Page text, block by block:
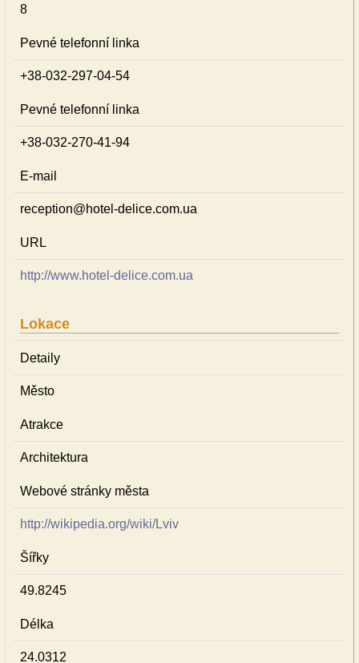
8
Pevné telefonní linka
+38-032-297-04-54
Pevné telefonní linka
+38-032-270-41-94
E-mail
reception@hotel-delice.com.ua
URL
http://www.hotel-delice.com.ua
Lokace
Detaily
Město
Atrakce
Architektura
Webové stránky města
http://wikipedia.org/wiki/Lviv
Šířky
49.8245
Délka
24.0312